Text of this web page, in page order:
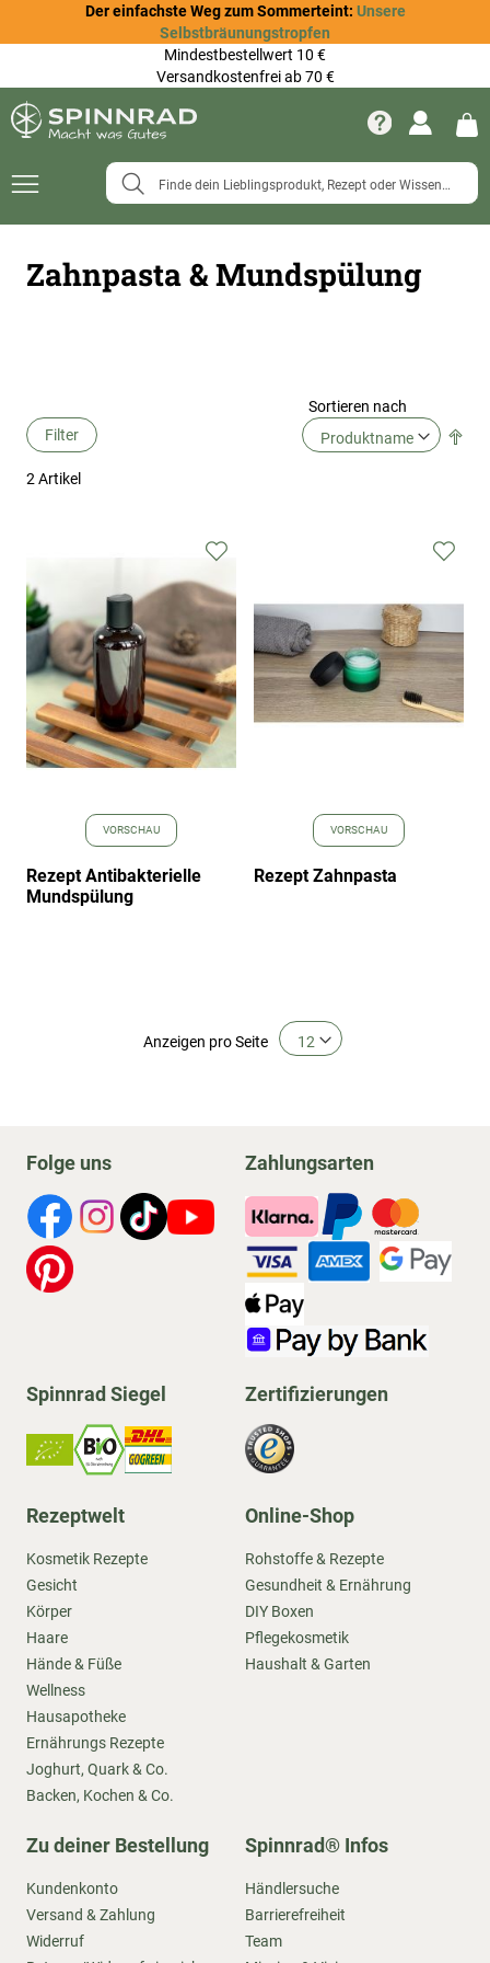
Der einfachste Weg zum Sommerteint: Unsere
Selbstbräunungstropfen
Mindestbestellwert 10 €
Versandkostenfrei ab 70 €
Navigation
Zahnpasta & Mundspülung
Filter
2 Artikel
Sortieren nach
VORSCHAU
Rezept Antibakterielle
Mundspülung
Zur
hinzufügen
VORSCHAU
Rezept Zahnpasta
Zur
Anzeigen pro Seite
Folge uns Zahlungsarten
Spinnrad Siegel Zertifizierungen
Rezeptwelt
Kosmetik Rezepte
Gesicht
Körper
Haare
Hände & Füße
Wellness
Hausapotheke
Ernährungs Rezepte
Joghurt, Quark & Co.
Backen, Kochen & Co.
Online-Shop
Rohstoffe & Rezepte
Gesundheit & Ernährung
DIY Boxen
Pflegekosmetik
Haushalt & Garten
Zu deiner Bestellung
Kundenkonto
Versand & Zahlung
Widerruf
Spinnrad® Infos
Händlersuche
Barrierefreiheit
Team